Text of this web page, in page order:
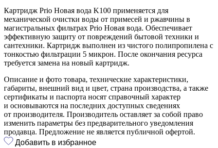
Картридж Prio Новая вода K100 применяется для
механической очистки воды от примесей и ржавчины в
магистральных фильтрах Prio Новая вода. Обеспечивает
эффективную защиту от повреждений бытовой техники и
сантехники. Картридж выполнен из чистого полипропилена с
тонкостью фильтрации 5 микрон. После окончания ресурса
требуется замена на новый картридж.
Описание и фото товара, технические характеристики,
габариты, внешний вид и цвет, страна производства, а также
сертификаты и паспорта носят справочный характер
и основываются на последних доступных сведениях
от производителя. Производитель оставляет за собой право
изменить параметры без предварительного уведомления
продавца. Предложение не является публичной офертой.
Добавить в избранное